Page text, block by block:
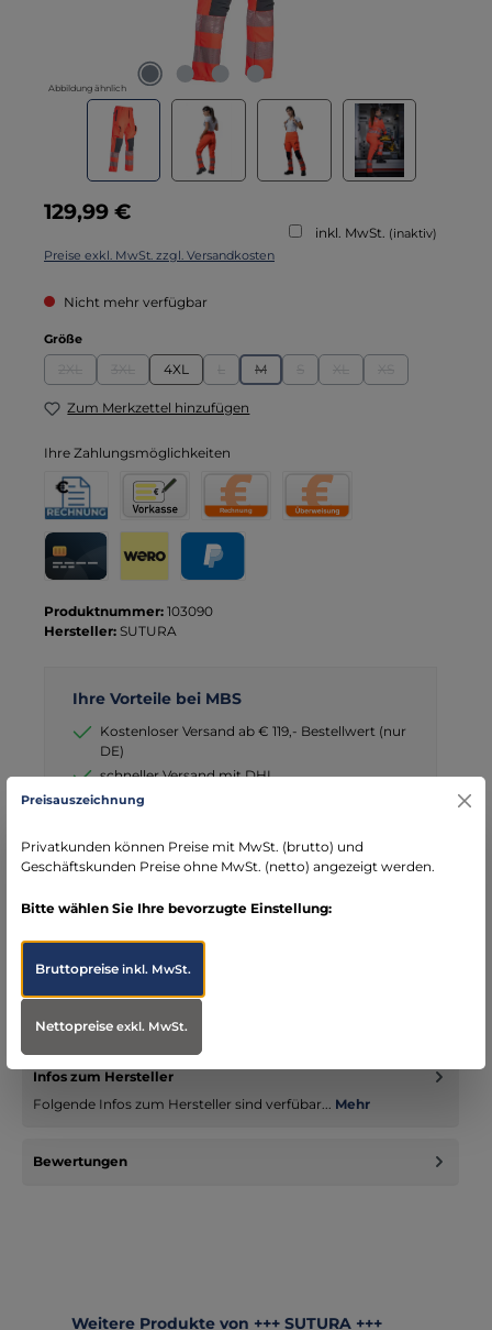
Abbildung ähnlich
Regulärer Preis:
129,99 €
inkl. MwSt. (inaktiv)
Preise exkl. MwSt. zzgl. Versandkosten
Nicht mehr verfügbar
Größeauswählen
(Diese Option ist zurzeit nicht verfügbar.)
(Diese Option ist zurzeit nicht verfügbar.)
4XL
(Diese Option ist zurzeit nicht verfügbar.)
M
(Diese Option ist zurzeit nicht
Zum Merkzettel hinzufügen
Ihre Zahlungsmöglichkeiten
Produktnummer: 103090
Hersteller: SUTURA
Ihre Vorteile bei MBS
Kostenloser Versand ab € 119,- Bestellwert (nur
DE)
schneller Versand mit DHL
seit über 15 Jahren kompetenter Partner im
Hinweis: Alle Informationen zur passenden Größe finden Sie in
der Größentabelle. Unsere SUTURA Einsatzhose für den
Rettungs-… Mehr
Infos zum Hersteller
Folgende Infos zum Hersteller sind verfübar... Mehr
Bewertungen
Produktgalerie überspringen
Weitere Produkte von +++ SUTURA +++
Preisauszeichnung
Privatkunden können Preise mit MwSt. (brutto) und
Geschäftskunden Preise ohne MwSt. (netto) angezeigt werden.
Bitte wählen Sie Ihre bevorzugte Einstellung:
Bruttopreiseinkl. MwSt.
Nettopreiseexkl. MwSt.